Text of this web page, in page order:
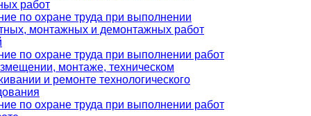
работ
по охране труда при выполнении
монтажных и демонтажных работ
по охране труда при выполнении работ
монтаже, техническом
и ремонте технологического
по охране труда при выполнении работ